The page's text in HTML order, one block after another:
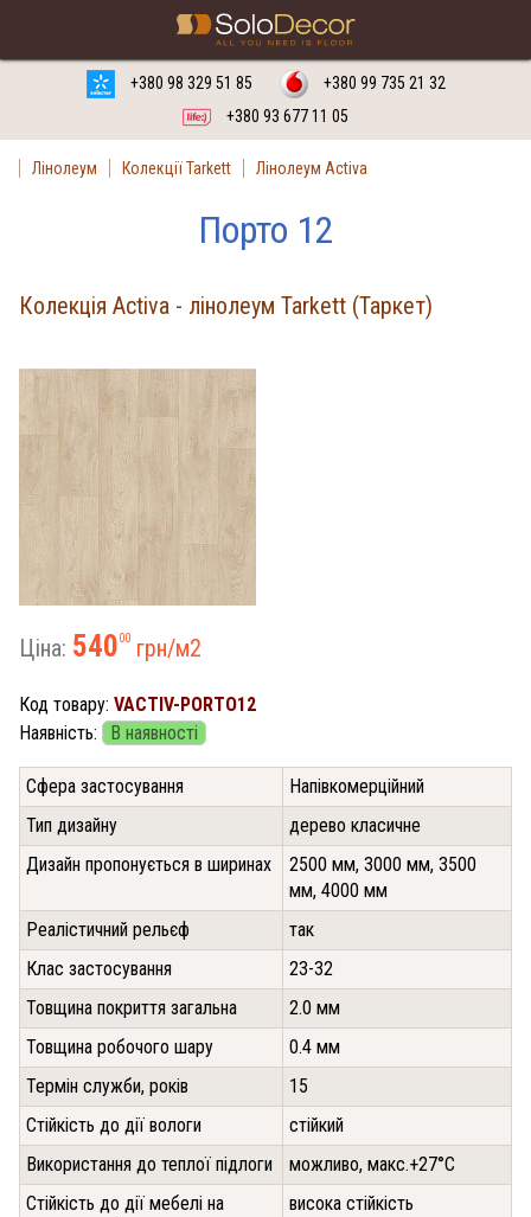
Замовити
Російська мова Українська мова
+380 98 329 51 85
+380 99 735 21 32
+380 93 677 11 05
Лінолеум Колекції Tarkett Лінолеум Activa
Порто 12
Колекція Activa - лінолеум Tarkett (Таркет)
Ціна: 54000 грн/м2
Код товару: VACTIV-PORTO12
Наявність:
В наявності
Сфера застосування
Напівкомерційний
Тип дизайну
дерево класичне
Дизайн пропонується в ширинах
2500 мм, 3000 мм, 3500
мм, 4000 мм
Реалістичний рельєф
так
Клас застосування
23-32
Товщина покриття загальна
2.0 мм
Товщина робочого шару
0.4 мм
Термін служби, років
15
Стійкість до дії вологи
стійкий
Використання до теплої підлоги
можливо, макс.+27°С
Стійкість до дії мебелі на
висока стійкість